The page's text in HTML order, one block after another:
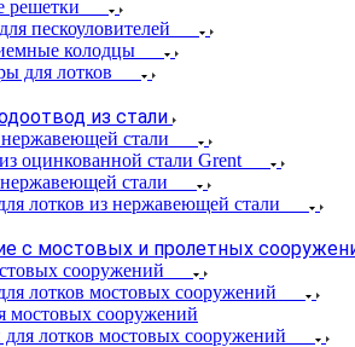
решетки
пескоуловителей
колодцы
для лотков
из стали
стали
оцинкованной стали Grent
стали
лотков из нержавеющей стали
с мостовых и пролетных
сооружений
лотков мостовых сооружений
мостовых сооружений
лотков мостовых сооружений